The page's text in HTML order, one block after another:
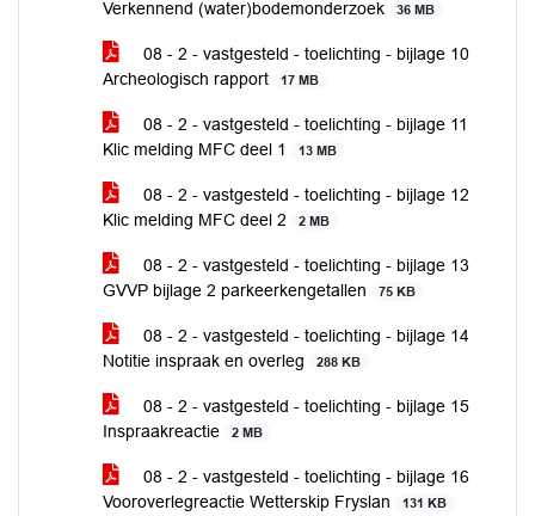
Verkennend (water)bodemonderzoek
36 MB
08 - 2 - vastgesteld - toelichting - bijlage 10
Archeologisch rapport
17 MB
08 - 2 - vastgesteld - toelichting - bijlage 11
Klic melding MFC deel 1
13 MB
08 - 2 - vastgesteld - toelichting - bijlage 12
Klic melding MFC deel 2
2 MB
08 - 2 - vastgesteld - toelichting - bijlage 13
GVVP bijlage 2 parkeerkengetallen
75 KB
08 - 2 - vastgesteld - toelichting - bijlage 14
Notitie inspraak en overleg
288 KB
08 - 2 - vastgesteld - toelichting - bijlage 15
Inspraakreactie
2 MB
08 - 2 - vastgesteld - toelichting - bijlage 16
Vooroverlegreactie Wetterskip Fryslan
131 KB